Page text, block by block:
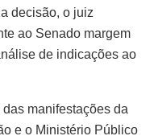
decisão, o juiz
ao Senado margem
de indicações ao
manifestações da
e o Ministério Público